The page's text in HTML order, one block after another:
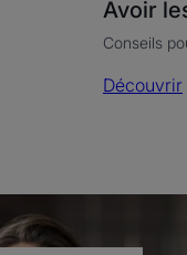
Avoir
Conseils
Découvrir